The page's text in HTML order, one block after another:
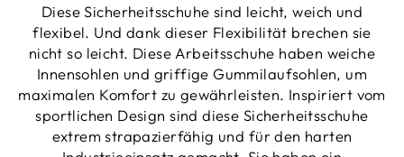
Diese Sicherheitsschuhe sind leicht, weich und
flexibel. Und dank dieser Flexibilität brechen sie
nicht so leicht. Diese Arbeitsschuhe haben weiche
Innensohlen und griffige Gummilaufsohlen, um
maximalen Komfort zu gewährleisten. Inspiriert vom
sportlichen Design sind diese Sicherheitsschuhe
extrem strapazierfähig und für den harten